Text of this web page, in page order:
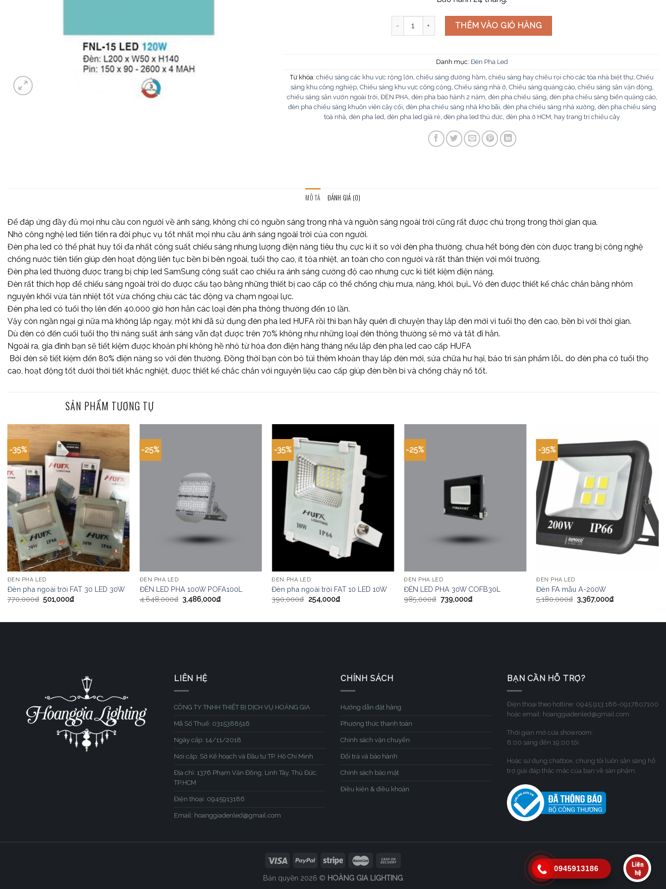
Đèn Pha Led FNL-15LED 120W số lượng
THÊM VÀO GIỎ HÀNG
Danh mục: Đèn Pha Led
Từ khóa: chiếu sáng các khu vực rộng lớn chiếu sáng đường hầm chiếu sáng hay chiếu rọi cho các tòa nhà biệt thự Chiếu
sáng khu công nghiệp, Chiếu sáng khu vực công cộng Chiếu sáng nhà ở Chiếu sáng quảng cáo, chiếu sáng sân vận động
chiếu sáng sân vườn ngoài trời ĐÈN PHA đèn pha bảo hành 2 năm đèn pha chiếu sáng đèn pha chiếu sáng biển quảng cáo,
đèn pha chiếu sáng khuôn viên cây cối đèn pha chiếu sáng nhà kho bãi đèn pha chiếu sáng nhà xưởng đèn pha chiếu sáng
toà nhà đèn pha led đèn pha led giá rẻ đèn pha led thủ đức đèn pha ở HCM hay trang trí chiếu cây
MÔ TẢ ĐÁNH GIÁ (0)
Để đáp ứng đầy đủ mọi nhu cầu con người về ánh sáng, không chỉ có nguồn sáng trong nhà và nguồn sáng ngoài trời cũng rất được chú trọng trong thời gian qua.
Nhờ công nghệ led tiến tiến ra đời phục vụ tốt nhất mọi nhu cầu ánh sáng ngoài trời của con người.
Đèn pha led có thể phát huy tối đa nhất công suất chiếu sáng nhưng lượng điện năng tiêu thụ cực kì ít so với đèn pha thường, chưa hết bóng đèn còn được trang bị công nghệ
chống nước tiên tiến giúp đèn hoạt động liên tục bền bỉ bên ngoài, tuổi thọ cao, ít tỏa nhiệt, an toàn cho con người và rất thân thiện với môi trường.
Đèn pha led thường được trang bị chíp led SamSung công suất cao chiếu ra ánh sáng cường độ cao nhưng cực kì tiết kiệm điện năng.
Đèn rất thích hợp để chiếu sáng ngoài trời do được cấu tạo bằng những thiết bị cao cấp có thể chống chịu mưa, năng, khói, bụi… Vỏ đèn được thiết kế chắc chắn bằng nhôm
nguyên khối vừa tản nhiệt tốt vừa chống chịu các tác động va chạm ngoại lực.
Đèn pha led có tuổi thọ lên đến 40.000 giờ hơn hẳn các loại đèn pha thông thường đến 10 lần.
Vậy còn ngần ngại gì nữa mà không lắp ngay, một khi đã sử dụng đèn pha led HUFA rồi thì bạn hãy quên đi chuyện thay lắp đèn mới vì tuổi thọ đèn cao, bền bỉ với thời gian.
Dù đèn có đến cuối tuổi thọ thì năng suất ánh sáng vẫn đạt được trên 70% không như những loại đèn thông thường sẽ mờ và tắt đi hẳn.
Ngoài ra, gia đình bạn sẽ tiết kiệm được khoản phí không hề nhỏ từ hóa đơn điện hàng tháng nếu lắp đèn pha led cao cấp HUFA
Bởi đèn sẽ tiết kiệm đến 80% điện năng so với đèn thường. Đồng thời bạn còn bỏ túi thêm khoản thay lắp đèn mới, sửa chữa hư hại, bảo trì sản phẩm lỗi… do đèn pha có tuổi thọ
cao, hoạt động tốt dưới thời tiết khắc nghiệt, được thiết kế chắc chắn với nguyên liệu cao cấp giúp đèn bền bỉ và chống cháy nổ tốt.
SẢN PHẨM TƯƠNG TỰ
-35%
ĐÈN PHA LED
Đèn pha ngoài trời FAT 30 LED 30W
770,000₫ 501,000₫
-25%
ĐÈN PHA LED
ĐÈN LED PHA 100W POFA100L
4,648,000₫ 3,486,000₫
-35%
ĐÈN PHA LED
Đèn pha ngoài trời FAT 10 LED 10W
390,000₫ 254,000₫
-25%
ĐÈN PHA LED
ĐÈN LED PHA 30W COFB30L
985,000₫ 739,000₫
-35%
ĐÈN PHA LED
Đèn FA mẫu A-200W
5,180,000₫ 3,367,000₫
LIÊN HỆ
CÔNG TY TNHH THIẾT BỊ DỊCH VỤ HOÀNG GIA
Mã Số Thuế: 0315388516
Ngày cấp: 14/11/2018
Nơi cấp: Sở Kế hoạch và Đầu tư TP. Hồ Chí Minh
Địa chỉ: 1376 Phạm Văn Đồng, Linh Tây, Thủ Đức,
TP.HCM
Điện thoại: 0945913186
Email: hoanggiadenled@gmail.com
CHÍNH SÁCH
Hướng dẫn đặt hàng
Phương thức thanh toán
Chính sách vận chuyển
Đổi trả và bảo hành
Chính sách bảo mật
Điều kiện & điều khoản
BẠN CẦN HỖ TRỢ?
Điện thoại theo hotline: 0945.913.186-0917807100
hoặc email: hoanggiadenled@gmail.com
Thời gian mở cửa showroom:
8:00 sáng đến 19:00 tối
Hoặc sử dụng chatbox, chúng tôi luôn sẳn sàng hỗ
trợ giải đáp thắc mắc của bạn về sản phẩm.
Bản quyền 2026 © HOÀNG GIA LIGHTING
0945913186